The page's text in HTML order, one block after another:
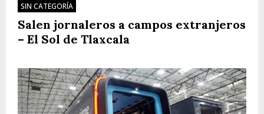
SIN CATEGORÍA
Salen jornaleros a campos extranjeros
– El Sol de Tlaxcala